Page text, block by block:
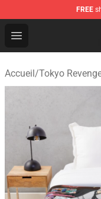
FREE
Open menu
Tokyo
Accueil/Tokyo